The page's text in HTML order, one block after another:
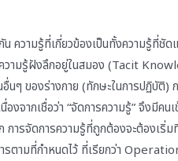
น ความรู้ที่เกี่ยวข้องเป็นทั้งความรู้ที่
ามรู้ฝังลึกอยู่ในสมอง (Tacit
นๆ ของร่างกาย (ทักษะในการปฏิบัติ)
จากเชื่อว่า “จัดการความรู้” จึงมีคน
รจัดการความรู้ที่ถูกต้องจะต้องเริ่ม
รตามที่กำหนดไว้ ที่เรียกว่า